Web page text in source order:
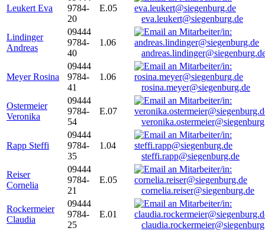
Leukert Eva
9784-
20
E.05
eva.leukert@siegenburg.de
Lindinger
Andreas
09444
9784-
40
1.06
Meyer Rosina
09444
9784-
41
1.06
rosina.meyer@siegenburg.de
Ostermeier
Veronika
09444
9784-
54
E.07
Rapp Steffi
09444
9784-
35
1.04
steffi.rapp@siegenburg.de
Reiser
Cornelia
09444
9784-
21
E.05
cornelia.reiser@siegenburg.de
Rockermeier
Claudia
09444
9784-
25
E.01